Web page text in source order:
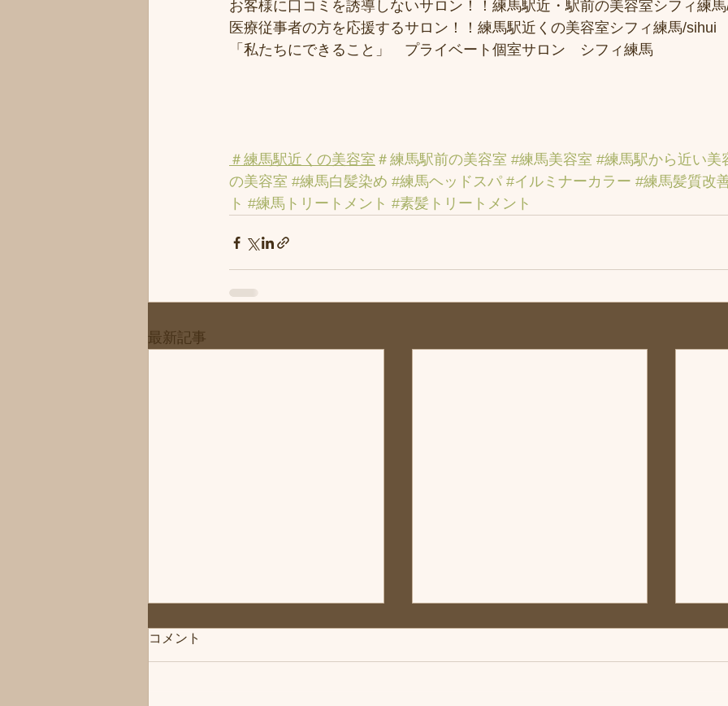
お客様に口コミを誘導しないサロン！！練馬駅近・駅前の美容室シフィ練
医療従事者の方を応援するサロン！！練馬駅近くの美容室シフィ練馬/sihui
「私たちにできること」　プライベート個室サロン　シフィ練馬
＃練馬駅近くの美容室 ＃練馬駅前の美容室 #練馬美容室 #練馬駅から近い美
の美容室 #練馬白髪染め #練馬ヘッドスパ #イルミナーカラー #練馬髪質改
ト #練馬トリートメント #素髪トリートメント
最新記事
◆「お知らせ」練馬髪質改善
コメント